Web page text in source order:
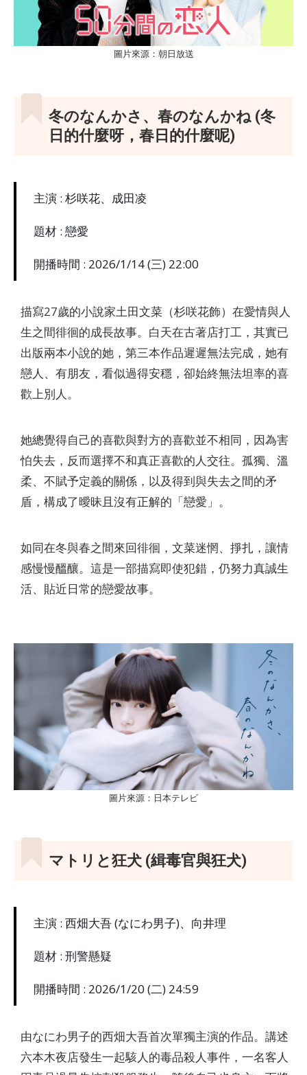
圖片來源：朝日放送
冬のなんかさ、春のなんかね (冬
日的什麼呀，春日的什麼呢)
主演 : 杉咲花、成田凌
題材 : 戀愛
開播時間 : 2026/1/14 (三) 22:00
描寫27歲的小說家土田文菜（杉咲花飾）在愛情與人
生之間徘徊的成長故事。白天在古著店打工，其實已
出版兩本小說的她，第三本作品遲遲無法完成，她有
戀人、有朋友，看似過得安穩，卻始終無法坦率的喜
歡上別人。
她總覺得自己的喜歡與對方的喜歡並不相同，因為害
怕失去，反而選擇不和真正喜歡的人交往。孤獨、溫
柔、不賦予定義的關係，以及得到與失去之間的矛
盾，構成了曖昧且沒有正解的「戀愛」。
如同在冬與春之間來回徘徊，文菜迷惘、掙扎，讓情
感慢慢醞釀。這是一部描寫即使犯錯，仍努力真誠生
活、貼近日常的戀愛故事。
圖片來源：日本テレビ
マトリと狂犬 (緝毒官與狂犬)
主演 : 西畑大吾 (なにわ男子)、向井理
題材 : 刑警懸疑
開播時間 : 2026/1/20 (二) 24:59
由なにわ男子的西畑大吾首次單獨主演的作品。講述
六本木夜店發生一起駭人的毒品殺人事件，一名客人